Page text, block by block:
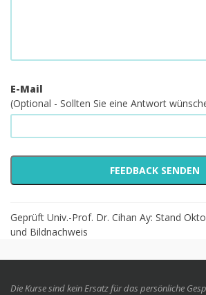
E-Mail
(Optional - Sollten Sie eine Antwort
Geprüft Univ.-Prof. Dr. Cihan Ay: Stand
und Bildnachweis
Die Kurse sind kein Ersatz für das persönliche